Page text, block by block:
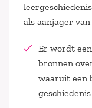
als aanjager
Er wordt
bronnen
waaruit een